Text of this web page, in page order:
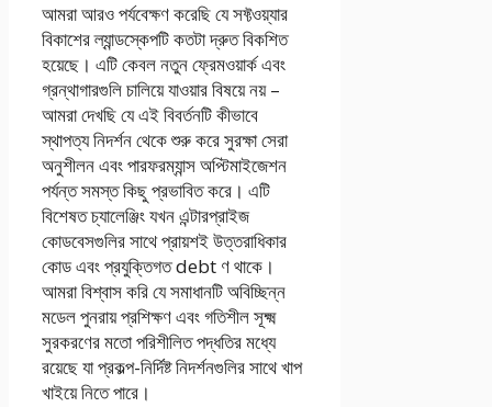
আমরা আরও পর্যবেক্ষণ করেছি যে সফ্টওয়্যার
বিকাশের ল্যান্ডস্কেপটি কতটা দ্রুত বিকশিত
হয়েছে। এটি কেবল নতুন ফ্রেমওয়ার্ক এবং
গ্রন্থাগারগুলি চালিয়ে যাওয়ার বিষয়ে নয় –
আমরা দেখছি যে এই বিবর্তনটি কীভাবে
স্থাপত্য নিদর্শন থেকে শুরু করে সুরক্ষা সেরা
অনুশীলন এবং পারফরম্যান্স অপ্টিমাইজেশন
পর্যন্ত সমস্ত কিছু প্রভাবিত করে। এটি
বিশেষত চ্যালেঞ্জিং যখন এন্টারপ্রাইজ
কোডবেসগুলির সাথে প্রায়শই উত্তরাধিকার
কোড এবং প্রযুক্তিগত debt ণ থাকে।
আমরা বিশ্বাস করি যে সমাধানটি অবিচ্ছিন্ন
মডেল পুনরায় প্রশিক্ষণ এবং গতিশীল সূক্ষ্ম
সুরকরণের মতো পরিশীলিত পদ্ধতির মধ্যে
রয়েছে যা প্রকল্প-নির্দিষ্ট নিদর্শনগুলির সাথে খাপ
খাইয়ে নিতে পারে।